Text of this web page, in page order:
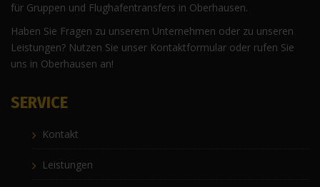
für Gruppen und Flughafentransfers in Oberhausen.
Haben Sie Fragen zu unserem Unternehmen oder zu unseren
Leistungen? Nutzen Sie unser Kontaktformular oder rufen Sie
uns in Oberhausen an!
SERVICE
Kontakt
Leistungen